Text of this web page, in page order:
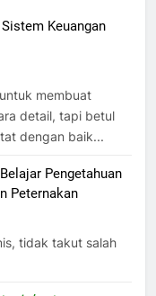
Sistem Keuangan
membuat
detail, tapi betul
dengan baik...
Pengetahuan
Peternakan
tidak takut salah